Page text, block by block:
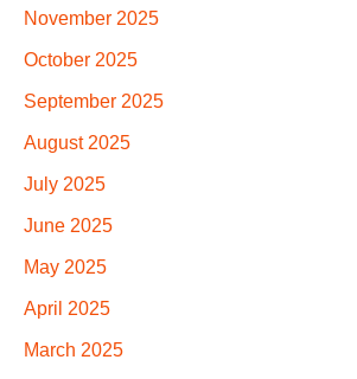
November 2025
October 2025
September 2025
August 2025
July 2025
June 2025
May 2025
April 2025
March 2025